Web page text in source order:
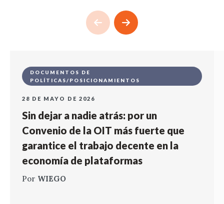
DOCUMENTOS DE
POLÍTICAS/POSICIONAMIENTOS
28 DE MAYO DE 2026
Sin dejar a nadie atrás: por un
Convenio de la OIT más fuerte que
garantice el trabajo decente en la
economía de plataformas
Por WIEGO